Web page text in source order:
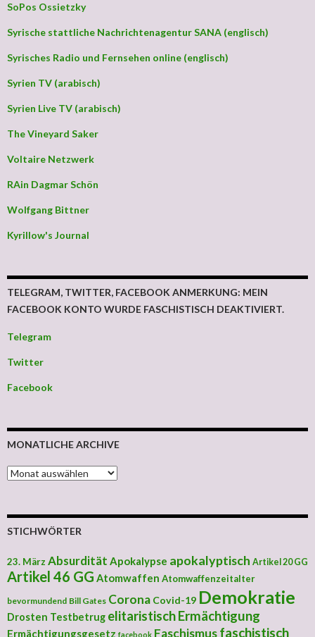
SoPos Ossietzky
Syrische stattliche Nachrichtenagentur SANA (englisch)
Syrisches Radio und Fernsehen online (englisch)
Syrien TV (arabisch)
Syrien Live TV (arabisch)
The Vineyard Saker
Voltaire Netzwerk
RAin Dagmar Schön
Wolfgang Bittner
Kyrillow's Journal
TELEGRAM, TWITTER, FACEBOOK ANMERKUNG: MEIN
FACEBOOK KONTO WURDE FASCHISTISCH DEAKTIVIERT.
Telegram
Twitter
Facebook
MONATLICHE ARCHIVE
MONATLICHE ARCHIVE
STICHWÖRTER
23. März Absurdität Apokalypse apokalyptisch Artikel 20 GG
Artikel 46 GG Atomwaffen Atomwaffenzeitalter
bevormundend Bill Gates Corona Covid-19 Demokratie
Drosten Testbetrug elitaristischErmächtigung
Ermächtigungsgesetz facebook Faschismusfaschistisch